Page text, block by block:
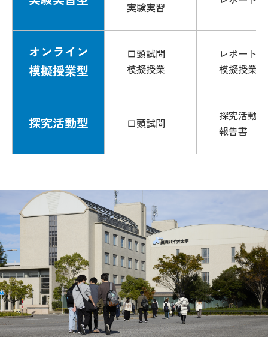
実験実習
オンライン
模擬授業型
口頭試問
模擬授業
レポート
模擬授業
探究活動型 口頭試問
探究活動
報告書